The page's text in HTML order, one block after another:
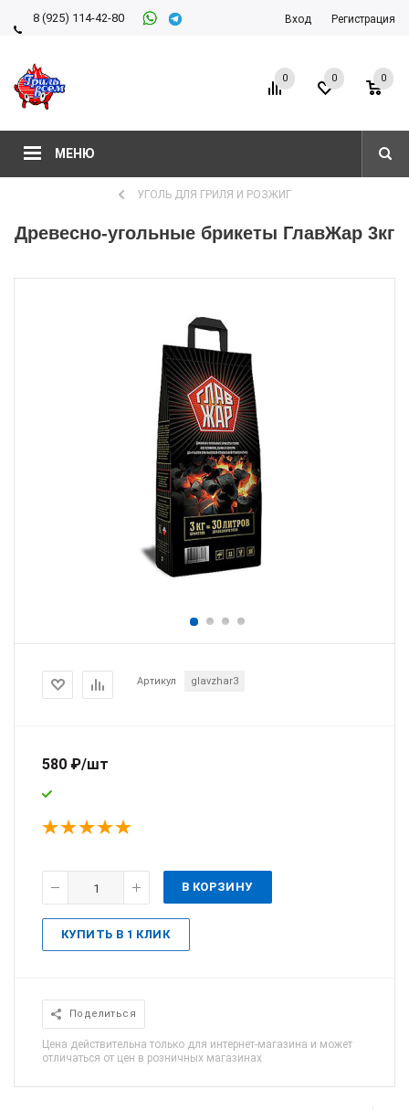
8 (925) 114-42-80
Вход Регистрация
МЕНЮ
0 0
0
УГОЛЬ ДЛЯ ГРИЛЯ И РОЗЖИГ
Древесно-угольные брикеты ГлавЖар 3кг
Артикул glavzhar3
580 ₽/шт
В КОРЗИНУ
КУПИТЬ В 1 КЛИК
Поделиться
Цена действительна только для интернет-магазина и может
отличаться от цен в розничных магазинах